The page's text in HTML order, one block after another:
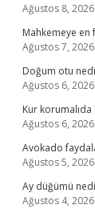
Ağustos 8, 2026
Mahkemeye en
Ağustos 7, 2026
Doğum otu
Ağustos 6, 2026
Kur korumalıda
Ağustos 6, 2026
Avokado
Ağustos 5, 2026
Ay düğümü
Ağustos 4, 2026